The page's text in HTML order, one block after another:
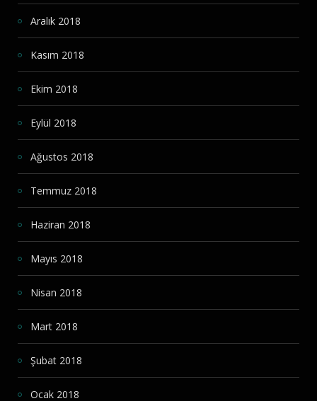
Aralık 2018
Kasım 2018
Ekim 2018
Eylül 2018
Ağustos 2018
Temmuz 2018
Haziran 2018
Mayıs 2018
Nisan 2018
Mart 2018
Şubat 2018
Ocak 2018